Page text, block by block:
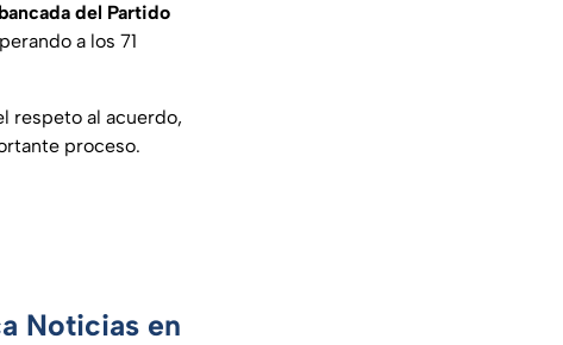
bancada del Partido
a los 71
respeto al acuerdo,
proceso.
Noticias en